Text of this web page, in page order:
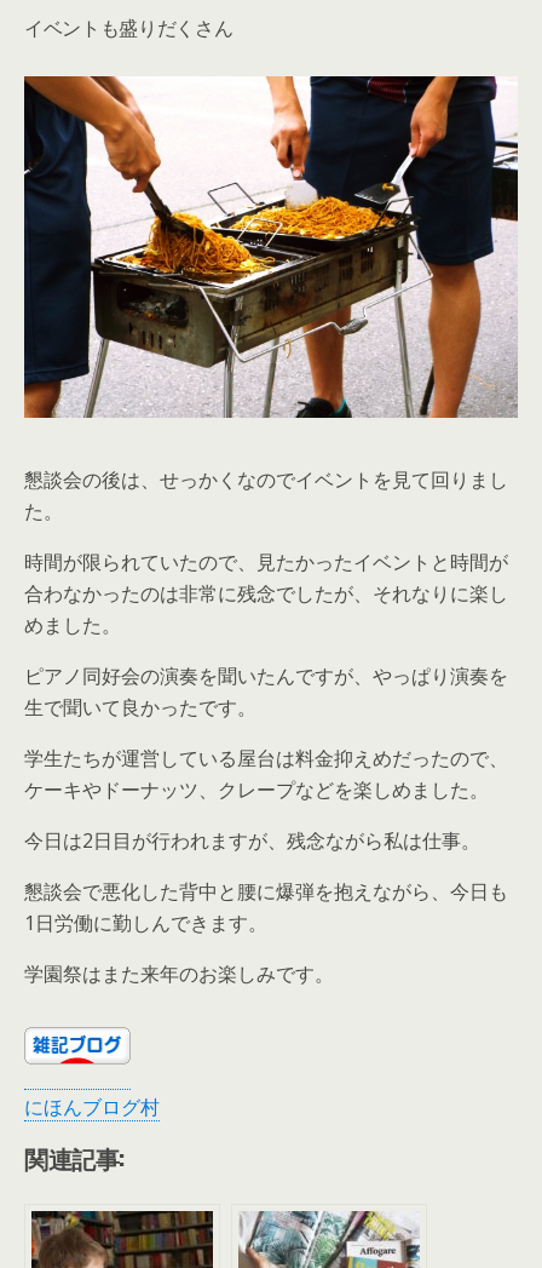
イベントも盛りだくさん
懇談会の後は、せっかくなのでイベントを見て回りまし
た。
時間が限られていたので、見たかったイベントと時間が
合わなかったのは非常に残念でしたが、それなりに楽し
めました。
ピアノ同好会の演奏を聞いたんですが、やっぱり演奏を
生で聞いて良かったです。
学生たちが運営している屋台は料金抑えめだったので、
ケーキやドーナッツ、クレープなどを楽しめました。
今日は2日目が行われますが、残念ながら私は仕事。
懇談会で悪化した背中と腰に爆弾を抱えながら、今日も
1日労働に勤しんできます。
学園祭はまた来年のお楽しみです。
にほんブログ村
関連記事: